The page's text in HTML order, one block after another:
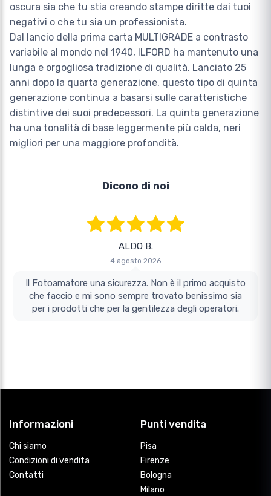
oscura sia che tu stia creando stampe diritte dai tuoi
negativi o che tu sia un professionista.
Dal lancio della prima carta MULTIGRADE a contrasto
variabile al mondo nel 1940, ILFORD ha mantenuto una
lunga e orgogliosa tradizione di qualità. Lanciato 25
anni dopo la quarta generazione, questo tipo di quinta
generazione continua a basarsi sulle caratteristiche
distintive dei suoi predecessori. La quinta generazione
ha una tonalità di base leggermente più calda, neri
migliori per una maggiore profondità.
Dicono di noi
ALDO B.
4 agosto 2026
Il Fotoamatore una sicurezza. Non è il primo acquisto
che faccio e mi sono sempre trovato benissimo sia
per i prodotti che per la gentilezza degli operatori.
Informazioni
Chi siamo
Condizioni di vendita
Contatti
Punti vendita
Pisa
Firenze
Bologna
Milano